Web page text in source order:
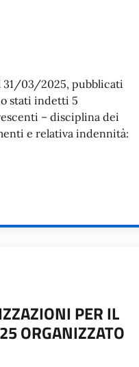
31/03/2025, pubblicati
stati indetti 5
– disciplina dei
e relativa indennità:
PER IL
ORGANIZZATO